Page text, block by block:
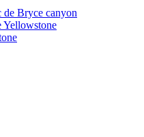
de Bryce canyon
Yellowstone